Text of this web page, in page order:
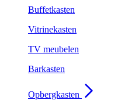
Buffetkasten
Vitrinekasten
TV meubelen
Barkasten
Opbergkasten